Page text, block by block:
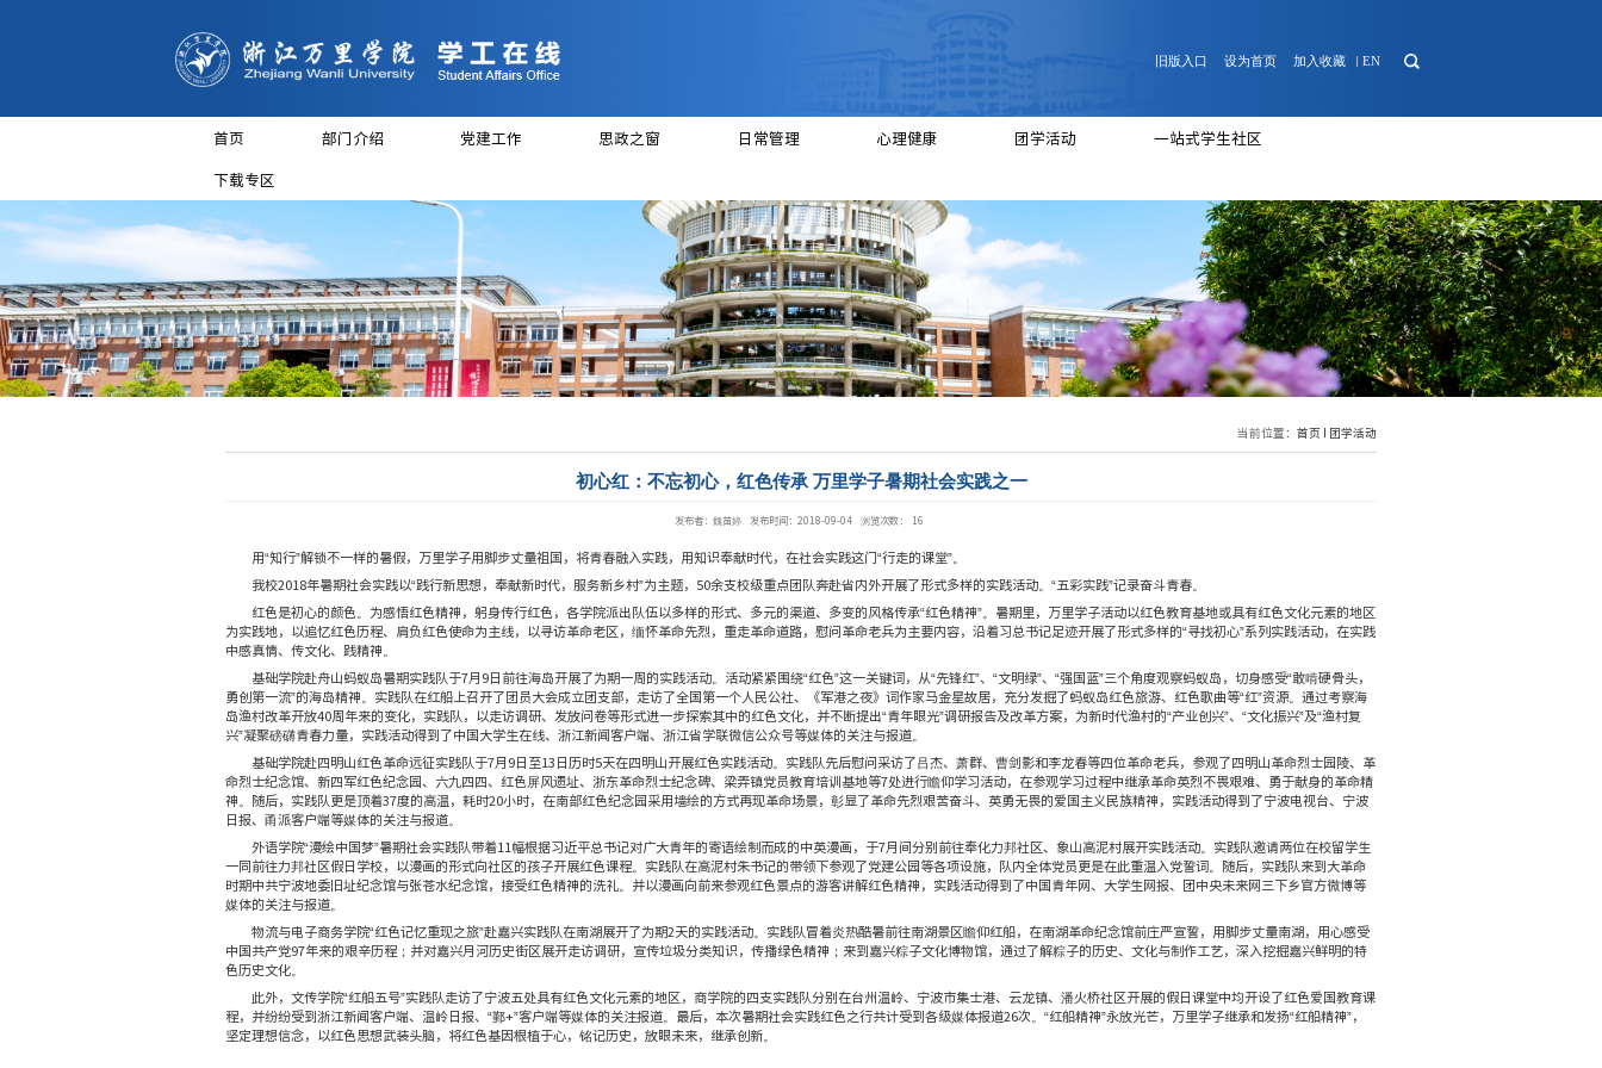
首页 部门介绍 党建工作 思政之窗 日常管理 心理健康 团学活动
下载专区
初心红：不忘初心，红色传承 万里学子暑期社会实践之一
用“知行”解锁不一样的暑假，万里学子用脚步丈量祖国，将青春融入实践，用知识奉献时代，在社会实践这门“行走的课堂”。
我校2018年暑期社会实践以“践行新思想，奉献新时代，服务新乡村”为主题， 余支校级重点团队奔赴省内外开展了形式多样的实践活动。“五彩实践
红色是初心的颜色。为感悟红色精神，躬身传行红色，各学院派出队伍以多样的形式、多元的渠道、多变的风格传承“红色精神”。暑期里，万里学子
为实践地，以追忆红色历程、肩负红色使命为主线，以寻访革命老区，缅怀革命先烈，重走革命道路，慰问革命老兵为主要内容，沿着习总书记足迹开展
中感真情、传文化、践精神。
基础学院赴舟山蚂蚁岛暑期实践队于
月9日前往海岛开展了为期一周的实践活动。活动紧紧围绕“红色”这一关键词，从“先锋红”、“文明绿”、“强国蓝”
勇创第一流”的海岛精神。实践队在红船上召开了团员大会成立团支部，走访了全国第一个人民公社、《军港之夜》词作家马金星故居，充分发掘了蚂蚁岛
岛渔村改革开放40周年来的变化，实践队，以走访调研、发放问卷等形式进一步探索其中的红色文化，并不断提出“青年眼光”调研报告及改革方案，为新时
兴”凝聚磅礴青春力量，实践活动得到了中国大学生在线、浙江新闻客户端、浙江省学联微信公众号等媒体的关注与报道。